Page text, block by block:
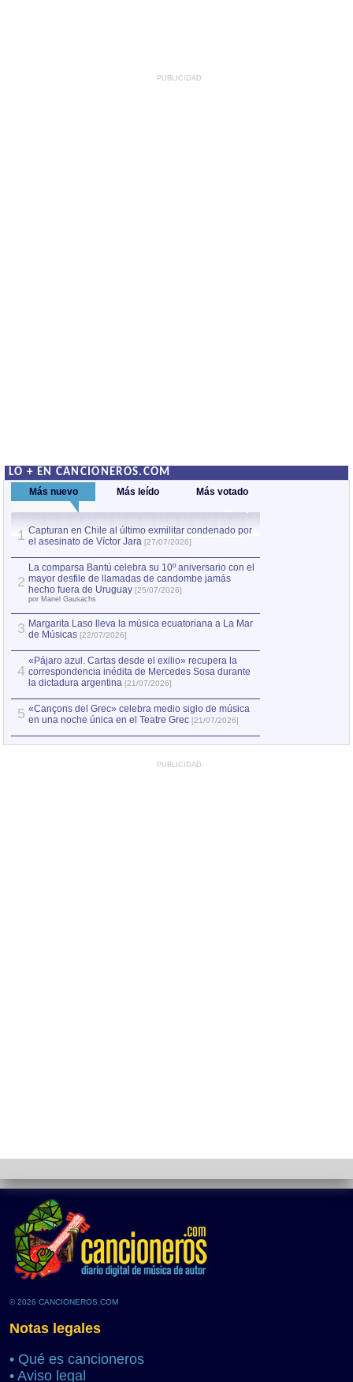
PUBLICIDAD
LO + EN CANCIONEROS.COM
Más nuevo Más leído Más votado
1 Capturan en Chile al último exmilitar condenado por
el asesinato de Víctor Jara [27/07/2026]
2
La comparsa Bantú celebra su 10º aniversario con el
mayor desfile de llamadas de candombe jamás
hecho fuera de Uruguay [25/07/2026]
por Manel Gausachs
3 Margarita Laso lleva la música ecuatoriana a La Mar
de Músicas [22/07/2026]
4
«Pájaro azul. Cartas desde el exilio» recupera la
correspondencia inédita de Mercedes Sosa durante
la dictadura argentina [21/07/2026]
5 «Cançons del Grec» celebra medio siglo de música
en una noche única en el Teatre Grec [21/07/2026]
PUBLICIDAD
© 2026 CANCIONEROS.COM
Notas legales
• Qué es cancioneros
• Aviso legal